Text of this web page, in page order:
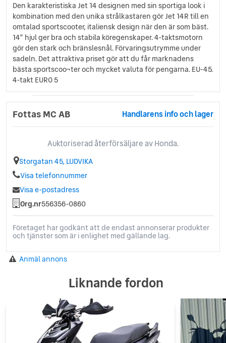
Den karakteristiska Jet 14 designen med sin sportiga look i
kombination med den unika strålkastaren gör Jet 14R till en
omtalad sportscooter, italiensk design när den är som bäst.
14” hjul ger bra och stabila köregenskaper. 4-taktsmotorn
gör den stark och bränslesnål. Förvaringsutrymme under
sadeln. Det attraktiva priset gör att du får marknadens
bästa sportscoo¬ter och mycket valuta för pengarna. EU-45.
4-takt EURO 5
Fottas MC AB Handlarens info och lager
Auktoriserad återförsäljare av Honda.
Storgatan 45, LUDVIKA
Visa telefonnummer
Visa e-postadress
Org.nr556356-0860
Företaget har godkänt att de endast annonserar produkter
och tjänster som är i enlighet med gällande lag.
Anmäl annons
Liknande fordon